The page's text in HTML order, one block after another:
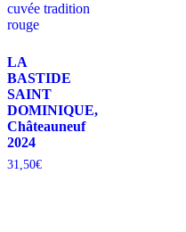
LA
BASTIDE
SAINT
DOMINIQUE,
Châteauneuf
2024
31,50€